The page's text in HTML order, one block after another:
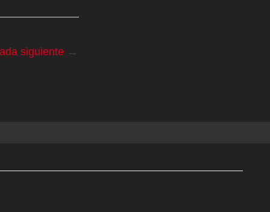
siguiente →